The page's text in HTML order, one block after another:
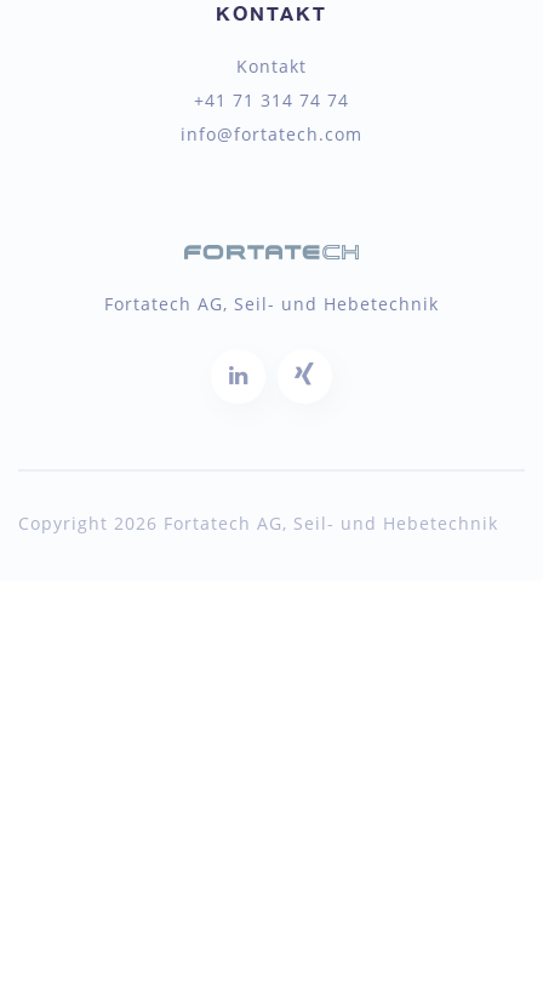
KONTAKT
Kontakt
+41 71 314 74 74
info@fortatech.com
Fortatech AG, Seil- und Hebetechnik
Copyright 2026 Fortatech AG, Seil- und Hebetechnik